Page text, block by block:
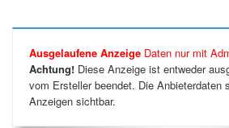
Ausgelaufene Anzeige Daten nur mit
Achtung! Diese Anzeige ist entweder
vom Ersteller beendet. Die Anbieterdaten
Anzeigen sichtbar.